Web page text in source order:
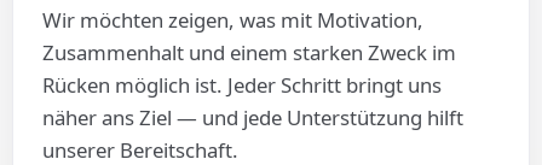
Wir möchten zeigen, was mit Motivation,
Zusammenhalt und einem starken Zweck im
Rücken möglich ist. Jeder Schritt bringt uns
näher ans Ziel — und jede Unterstützung hilft
unserer Bereitschaft.